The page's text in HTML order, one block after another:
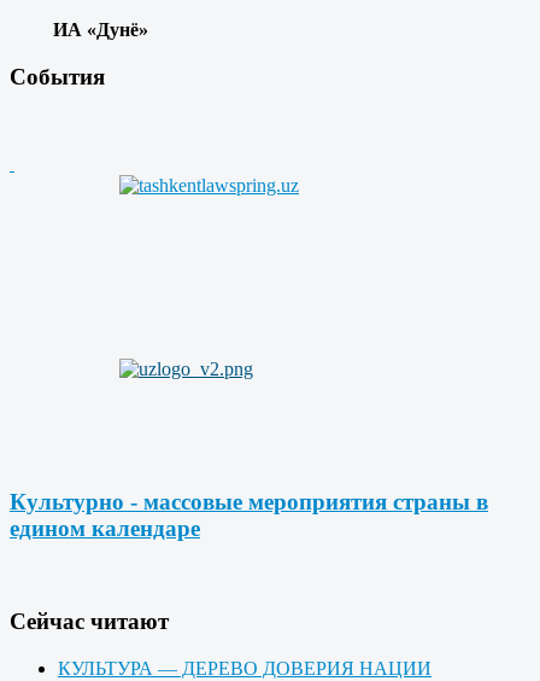
ИА «Дунё»
События
Культурно - массовые мероприятия страны в
едином календаре
Cейчас читают
КУЛЬТУРА — ДЕРЕВО ДОВЕРИЯ НАЦИИ